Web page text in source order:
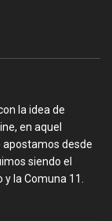
la idea de
en aquel
desde
siendo el
la Comuna 11.